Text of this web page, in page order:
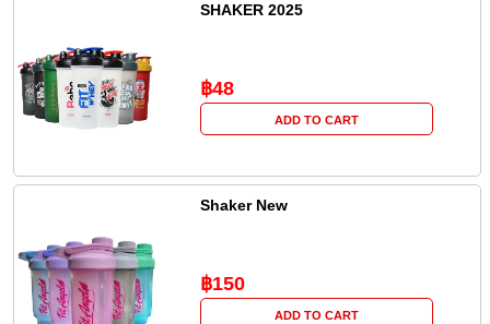
SHAKER 2025
฿48
ADD TO CART
Shaker New
฿150
ADD TO CART